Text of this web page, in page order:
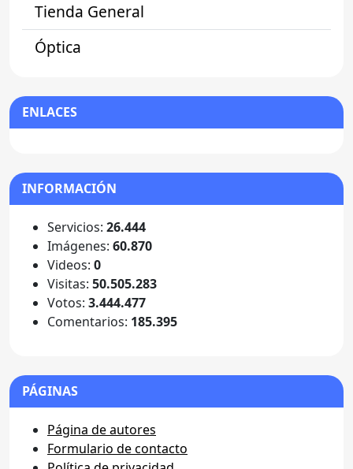
Tienda General
Óptica
ENLACES
INFORMACIÓN
Servicios: 26.444
Imágenes: 60.870
Videos: 0
Visitas: 50.505.283
Votos: 3.444.477
Comentarios: 185.395
PÁGINAS
Página de autores
Formulario de contacto